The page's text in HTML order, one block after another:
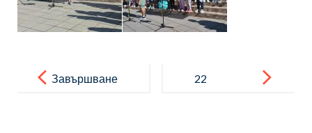
navigationЗавършване
22